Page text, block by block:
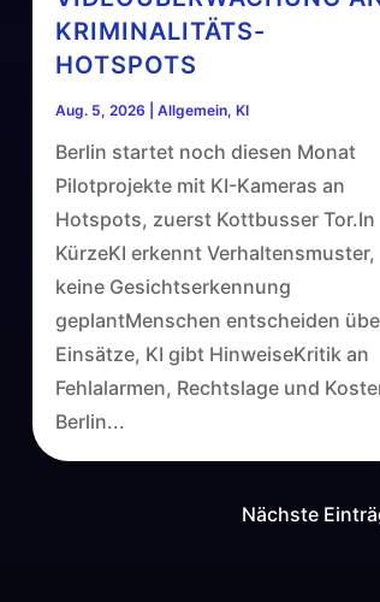
KRIMINALITÄTS-
HOTSPOTS
Aug. 5, 2026 Allgemein, KI
Berlin startet noch diesen Monat
Pilotprojekte mit KI-Kameras an
Hotspots, zuerst Kottbusser Tor.In
KürzeKI erkennt Verhaltensmuster,
keine Gesichtserkennung
geplantMenschen entscheiden
Einsätze, KI gibt HinweiseKritik an
Fehlalarmen, Rechtslage und
Berlin...
Nächste